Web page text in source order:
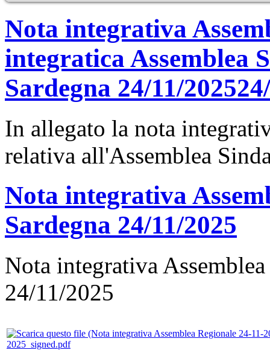
Nota integrativa
integratica Assemblea
Sardegna 24/11/
In allegato la nota
relativa all'Assemblea
Nota integrativa
Sardegna 24/11/2025
Nota integrativa
24/11/2025
2025_signed.pdf